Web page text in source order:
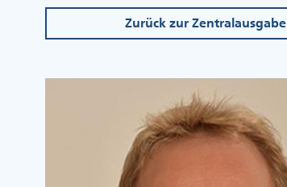
Zurück zur Zentralausgabe